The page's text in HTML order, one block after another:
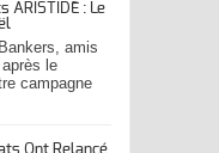
ARISTIDE : Le
amis
le
campagne